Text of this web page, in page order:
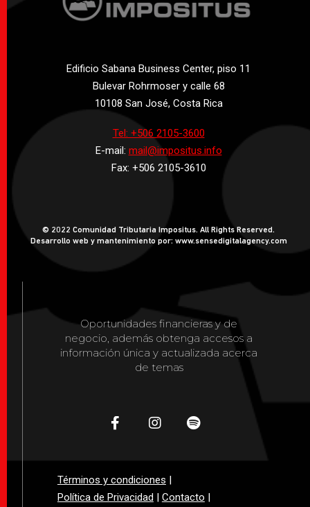
Edificio Sabana Business Center, piso 11
Bulevar Rohrmoser y calle 68
10108 San José, Costa Rica
Tel: +506 2105-3600
E-mail: mail@impositus.info
Fax: +506 2105-3610
© 2022 Comunidad Tributaria Impositus. All Rights Reserved.
Desarrollo web y mantenimiento por: www.sensedigitalagency.com
Oportunidades financieras y de
negocio, además obtenga accesos a
información única y actualizada acerca
de temas
Términos y condiciones |
Política de Privacidad | Contacto |